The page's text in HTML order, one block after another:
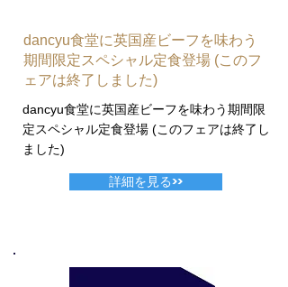
dancyu食堂に英国産ビーフを味わう
期間限定スペシャル定食登場 (このフ
ェアは終了しました)
dancyu食堂に英国産ビーフを味わう期間限
定スペシャル定食登場 (このフェアは終了し
ました)
詳細を見る>>